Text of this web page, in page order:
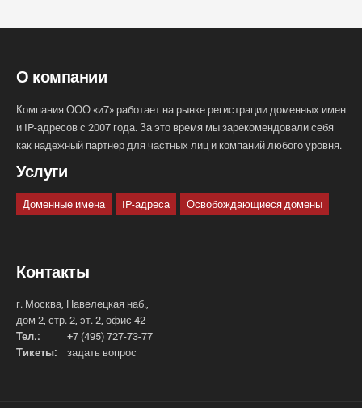
О компании
Компания ООО «и7» работает на рынке регистрации доменных имен
и IP-адресов с 2007 года. За это время мы зарекомендовали себя
как надежный партнер для частных лиц и компаний любого уровня.
Услуги
Доменные имена IP-адреса Освобождающиеся домены
Контакты
г. Москва, Павелецкая наб.,
дом 2, стр. 2, эт. 2, офис 42
Тел.:
+7 (495) 727-73-77
Тикеты:
задать вопрос